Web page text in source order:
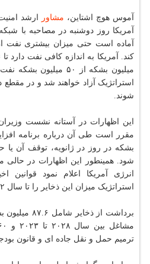
آموس هوچ اشتاین، مشاور
ارشد
آماده است حتی میزان بیشتری نفت
میلیون بشکه از ۵۰
استراتژیک آزاد خواهند شد و در مقطع
شوند.
این اظهارات در آستانه نشست
بشکه در روز در ژانویه، توقف آن یا
شود. همینطور این اظهارات در حالی
انرژی آمریکا اعلام نمود قوانین
استراتژیک میزان این ذخایر را تا سال ۲۰۳۲ نصف خواهد نمود.
برداشت از
ترمیم حمل و نقل جاده ای و قانون